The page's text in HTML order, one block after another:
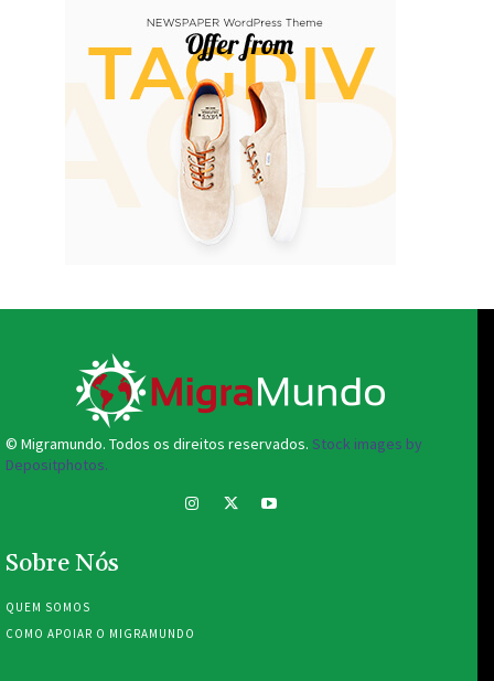
© Migramundo. Todos os direitos reservados. Stock images by
Depositphotos.
Sobre Nós
QUEM SOMOS
COMO APOIAR O MIGRAMUNDO